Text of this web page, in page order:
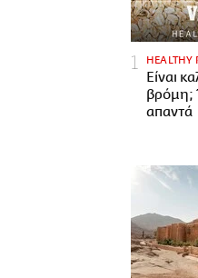
HEALTHY
Είναι
βρόμη;
απαντά